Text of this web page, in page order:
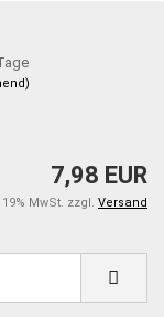
7,98 EUR
MwSt. zzgl. Versand